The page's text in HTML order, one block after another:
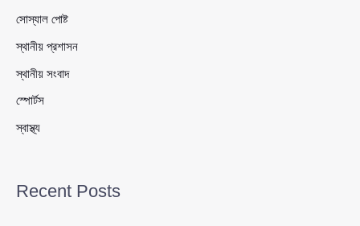
সোস্যাল পোষ্ট
স্থানীয় প্রশাসন
স্থানীয় সংবাদ
স্পোর্টস
স্বাস্থ্য
Recent Posts